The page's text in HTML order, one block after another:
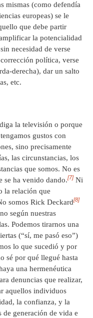
mismas (como defendía
europeas) se le
que debe partir
la potencialidad
necesidad de verse
política, verse
derecha), dar un salto
etc.
la televisión o porque
gustos con
sino precisamente
las circunstancias, los
que somos. No es
se ha venido dando.[7] Ni
la relación que
somos Rick Deckard[8]
según nuestras
Podemos tirarnos una
(“sí, me pasó eso”)
lo que sucedió y por
sé por qué llegué hasta
una hermenéutica
denuncias que realizar,
aquellos individuos
la confianza, y la
generación de vida e